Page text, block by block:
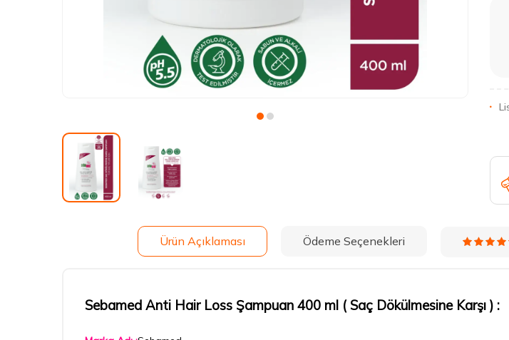
Ürün Açıklaması Ödeme Seçenekleri
Sebamed Anti Hair Loss Şampuan 400 ml ( Saç Dökülmesine Karşı ) :